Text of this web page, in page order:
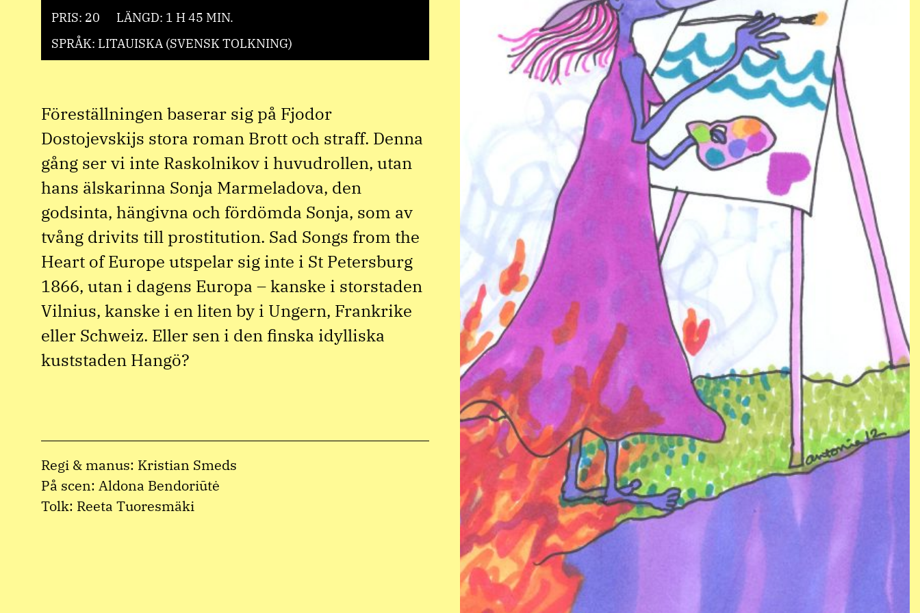
PRIS: 20
LÄNGD: 1 H 45 MIN.
SPRÅK: LITAUISKA (SVENSK TOLKNING)
Föreställningen baserar sig på Fjodor
Dostojevskijs stora roman Brott och straff. Denna
gång ser vi inte Raskolnikov i huvudrollen, utan
hans älskarinna Sonja Marmeladova, den
godsinta, hängivna och fördömda Sonja, som av
tvång drivits till prostitution. Sad Songs from the
Heart of Europe utspelar sig inte i St Petersburg
1866, utan i dagens Europa – kanske i storstaden
Vilnius, kanske i en liten by i Ungern, Frankrike
eller Schweiz. Eller sen i den finska idylliska
kuststaden Hangö?
Regi & manus: Kristian Smeds
På scen: Aldona Bendoriūtė
Tolk: Reeta Tuoresmäki